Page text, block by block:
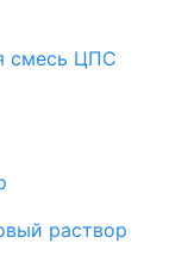
смесь ЦПС
раствор